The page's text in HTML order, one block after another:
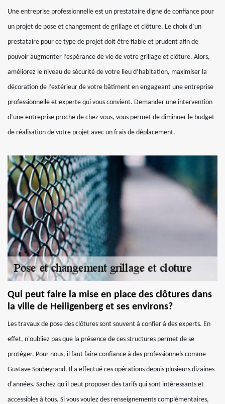
Une entreprise professionnelle est un prestataire digne de confiance pour
un projet de pose et changement de grillage et clôture. Le choix d’un
prestataire pour ce type de projet doit être fiable et prudent afin de
pouvoir augmenter l’espérance de vie de votre grillage et clôture. Alors,
améliorez le niveau de sécurité de votre lieu d’habitation, maximiser la
décoration de l’extérieur de votre bâtiment en engageant une entreprise
professionnelle et experte qui vous convient. Demander une intervention
d’une entreprise proche de chez vous, vous permet de diminuer le budget
de réalisation de votre projet avec un frais de déplacement.
Qui peut faire la mise en place des clôtures dans
la ville de Heiligenberg et ses environs?
Les travaux de pose des clôtures sont souvent à confier à des experts. En
effet, n'oubliez pas que la présence de ces structures permet de se
protéger. Pour nous, il faut faire confiance à des professionnels comme
Gustave Soubeyrand. Il a effectué ces opérations depuis plusieurs dizaines
d'années. Sachez qu'il peut proposer des tarifs qui sont intéressants et
accessibles à tous. Si vous voulez des renseignements complémentaires,